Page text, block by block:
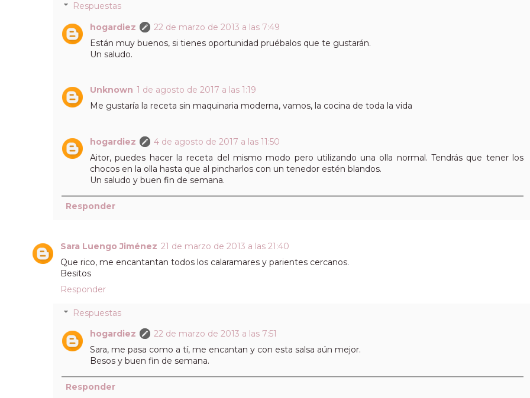
Respuestas
hogardiez
22 de marzo de 2013 a las 7:49
Están muy buenos, si tienes oportunidad pruébalos que te gustarán.
Un saludo.
Unknown 1 de agosto de 2017 a las 1:19
Me gustaría la receta sin maquinaria moderna, vamos, la cocina de toda la vida
hogardiez
4 de agosto de 2017 a las 11:50
Aitor, puedes hacer la receta del mismo modo pero utilizando una olla normal. Tendrás que tener los
chocos en la olla hasta que al pincharlos con un tenedor estén blandos.
Un saludo y buen fin de semana.
Responder
Sara Luengo Jiménez 21 de marzo de 2013 a las 21:40
Que rico, me encantantan todos los calaramares y parientes cercanos.
Besitos
Responder
Respuestas
hogardiez
22 de marzo de 2013 a las 7:51
Sara, me pasa como a tí, me encantan y con esta salsa aún mejor.
Besos y buen fin de semana.
Responder